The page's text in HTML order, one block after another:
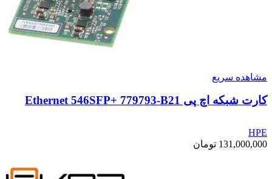
مشاهده سریع
کارت شبکه اچ پی Ethernet 546SFP+ 779793-B21
HPE
131,000,000 تومان